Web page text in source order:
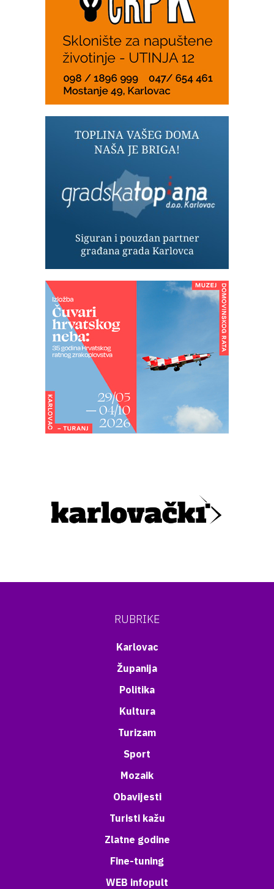
RUBRIKE
Karlovac
Županija
Politika
Kultura
Turizam
Sport
Mozaik
Obavijesti
Turisti kažu
Zlatne godine
Fine-tuning
WEB infopult